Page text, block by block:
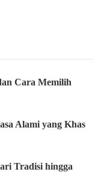
Cara Memilih
Alami yang Khas
Tradisi hingga